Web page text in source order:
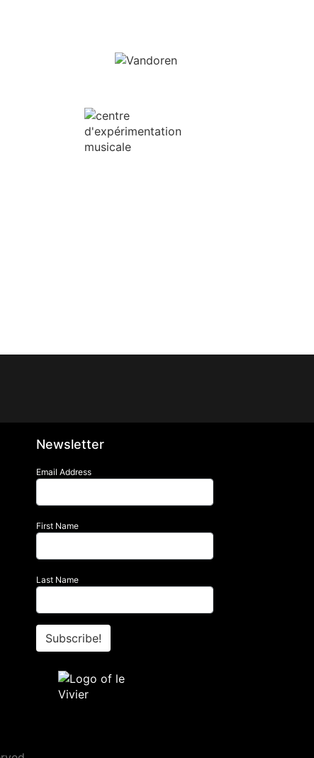
Newsletter
Email Address
First Name
Last Name
Subscribe!